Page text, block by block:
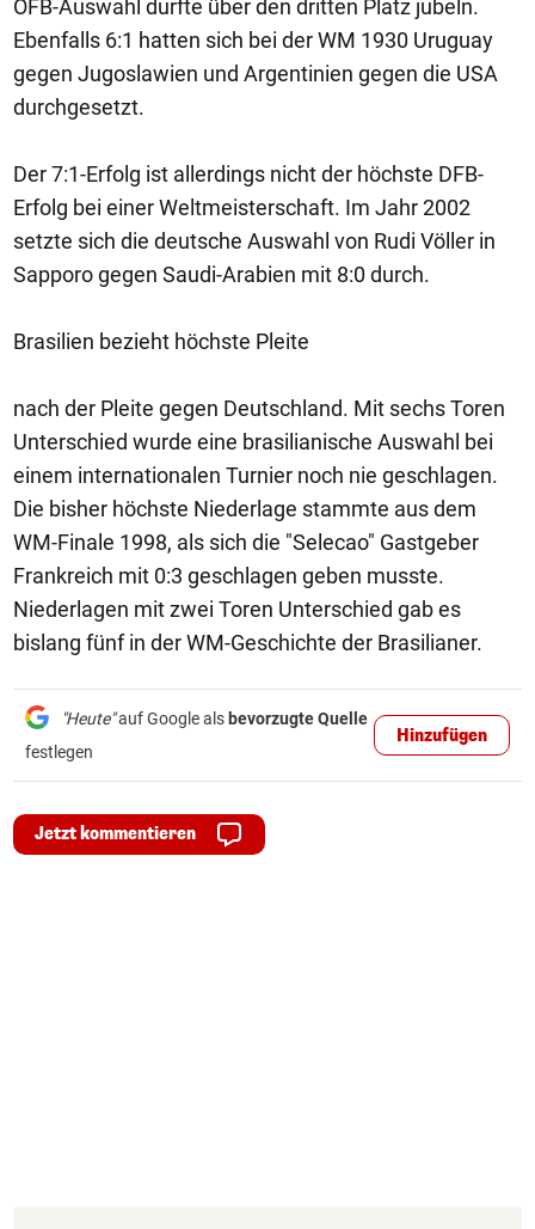
ÖFB-Auswahl durfte über den dritten Platz jubeln.
Ebenfalls 6:1 hatten sich bei der WM 1930 Uruguay
gegen Jugoslawien und Argentinien gegen die USA
durchgesetzt.
Der 7:1-Erfolg ist allerdings nicht der höchste DFB-
Erfolg bei einer Weltmeisterschaft. Im Jahr 2002
setzte sich die deutsche Auswahl von Rudi Völler in
Sapporo gegen Saudi-Arabien mit 8:0 durch.
Brasilien bezieht höchste Pleite
nach der Pleite gegen Deutschland. Mit sechs Toren
Unterschied wurde eine brasilianische Auswahl bei
einem internationalen Turnier noch nie geschlagen.
Die bisher höchste Niederlage stammte aus dem
WM-Finale 1998, als sich die "Selecao" Gastgeber
Frankreich mit 0:3 geschlagen geben musste.
Niederlagen mit zwei Toren Unterschied gab es
bislang fünf in der WM-Geschichte der Brasilianer.
"Heute"auf Google als bevorzugte Quelle
festlegen
Hinzufügen
Jetzt kommentieren